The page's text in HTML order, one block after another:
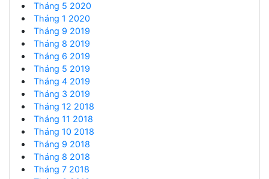
Tháng 5 2020
Tháng 1 2020
Tháng 9 2019
Tháng 8 2019
Tháng 6 2019
Tháng 5 2019
Tháng 4 2019
Tháng 3 2019
Tháng 12 2018
Tháng 11 2018
Tháng 10 2018
Tháng 9 2018
Tháng 8 2018
Tháng 7 2018